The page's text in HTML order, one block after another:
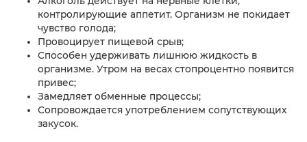
контролирующие аппетит. Организм не покидает
чувство голода;
Провоцирует пищевой срыв;
Способен удерживать лишнюю жидкость в
организме. Утром на весах стопроцентно появится
привес;
Замедляет обменные процессы;
Сопровождается употреблением сопутствующих
закусок.